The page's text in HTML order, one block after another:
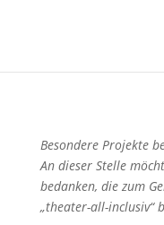
Besondere Projekte
An dieser Stelle
bedanken, die zum
„theater-all-inclusiv“